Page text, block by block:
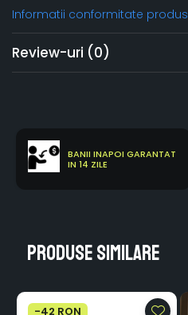
Informatii conformitate produs
Review-uri (0)
BANII INAPOI GARANTAT
IN 14 ZILE
Produse similare
-42 RON